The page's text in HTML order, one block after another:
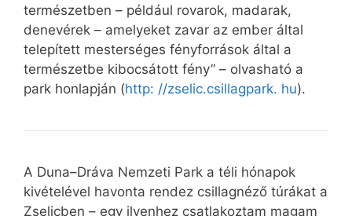
természetben – például rovarok, madarak,
denevérek – amelyeket zavar az ember által
telepített mesterséges fényforrások által a
természetbe kibocsátott fény” – olvasható a
park honlapján (http: //zselic.csillagpark. hu).
A Duna–Dráva Nemzeti Park a téli hónapok
kivételével havonta rendez csillagnéző túrákat a
Zselicben – egy ilyenhez csatlakoztam magam